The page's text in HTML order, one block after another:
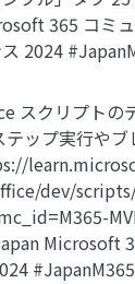
365 コミ
2024
スクリプト
ップ実行やブ
dev/
Microsoft